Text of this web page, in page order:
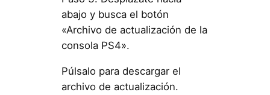
abajo y busca el botón
«Archivo de actualización de la
consola PS4».
Púlsalo para descargar el
archivo de actualización.